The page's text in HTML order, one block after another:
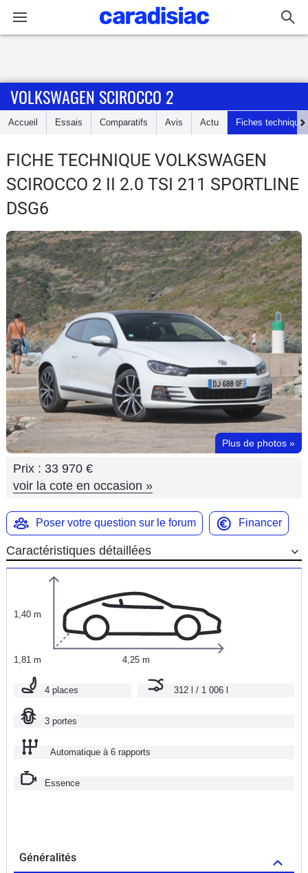
Accueil
Essais
Guide
d'achat
Electriques
Utilitaires
Flottes
Auto
Services
Forum
Moto
Marques
VOLKSWAGEN SCIROCCO 2
Accueil Essais Comparatifs Avis Actu Fiches techniques
FICHE TECHNIQUE VOLKSWAGEN
SCIROCCO 2 II 2.0 TSI 211 SPORTLINE
DSG6
Plus de photos »
Prix : 33 970 €
voir la cote en occasion »
Poser votre question sur le forum Financer
Caractéristiques détaillées
1,40 m
1,81 m 4,25 m
4 places 312 l / 1 006 l
3 portes
Automatique à 6 rapports
Essence
Généralités